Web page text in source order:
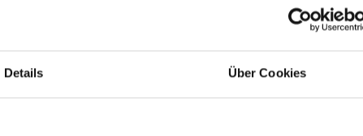
Details Über Cookies